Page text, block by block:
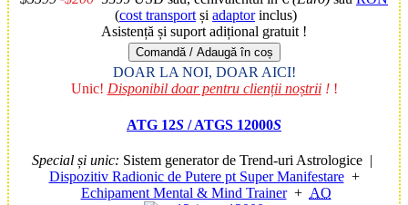
(cost transportși adaptorinclus)
Asistență și suport adițional gratuit !
Comandă / Adaugă în coș
DOAR LA NOI, DOAR AICI!
Unic! Disponibil doar pentru clienții noștrii! !
ATG 12S / ATGS 12000S
Special și unic: Sistem generator de Trend-uri Astrologice |
Dispozitiv Radionic de Putere pt Super Manifestare+
Echipament Mental & Mind Trainer+ AO